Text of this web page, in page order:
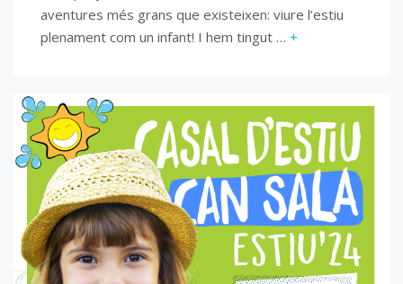
aventures més grans que existeixen: viure l’estiu
plenament com un infant! I hem tingut … +